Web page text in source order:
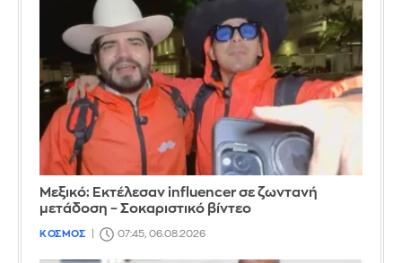
Μεξικό: Εκτέλεσαν influencer σε ζωντανή
μετάδοση – Σοκαριστικό βίντεο
ΚΟΣΜΟΣ 07:45, 06.08.2026